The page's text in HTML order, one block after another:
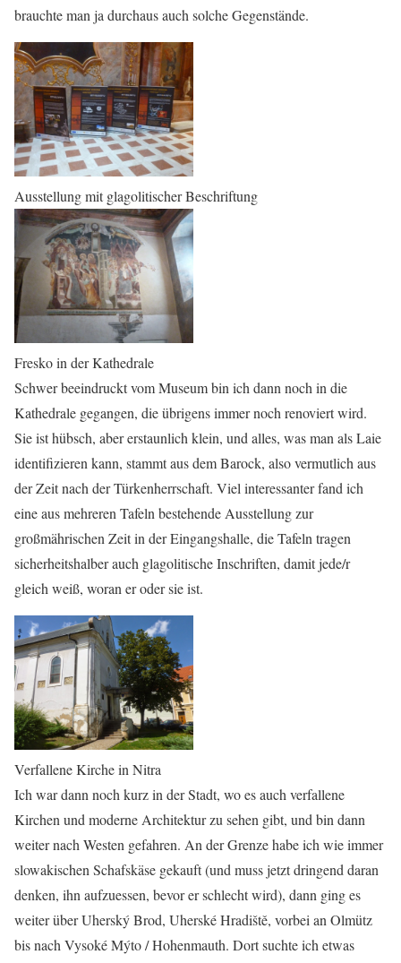
brauchte man ja durchaus auch solche Gegenstände.
Ausstellung mit glagolitischer Beschriftung
Fresko in der Kathedrale
Schwer beeindruckt vom Museum bin ich dann noch in die
Kathedrale gegangen, die übrigens immer noch renoviert wird.
Sie ist hübsch, aber erstaunlich klein, und alles, was man als Laie
identifizieren kann, stammt aus dem Barock, also vermutlich aus
der Zeit nach der Türkenherrschaft. Viel interessanter fand ich
eine aus mehreren Tafeln bestehende Ausstellung zur
großmährischen Zeit in der Eingangshalle, die Tafeln tragen
sicherheitshalber auch glagolitische Inschriften, damit jede/r
gleich weiß, woran er oder sie ist.
Verfallene Kirche in Nitra
Ich war dann noch kurz in der Stadt, wo es auch verfallene
Kirchen und moderne Architektur zu sehen gibt, und bin dann
weiter nach Westen gefahren. An der Grenze habe ich wie immer
slowakischen Schafskäse gekauft (und muss jetzt dringend daran
denken, ihn aufzuessen, bevor er schlecht wird), dann ging es
weiter über Uherský Brod, Uherské Hradiště, vorbei an Olmütz
bis nach Vysoké Mýto / Hohenmauth. Dort suchte ich etwas